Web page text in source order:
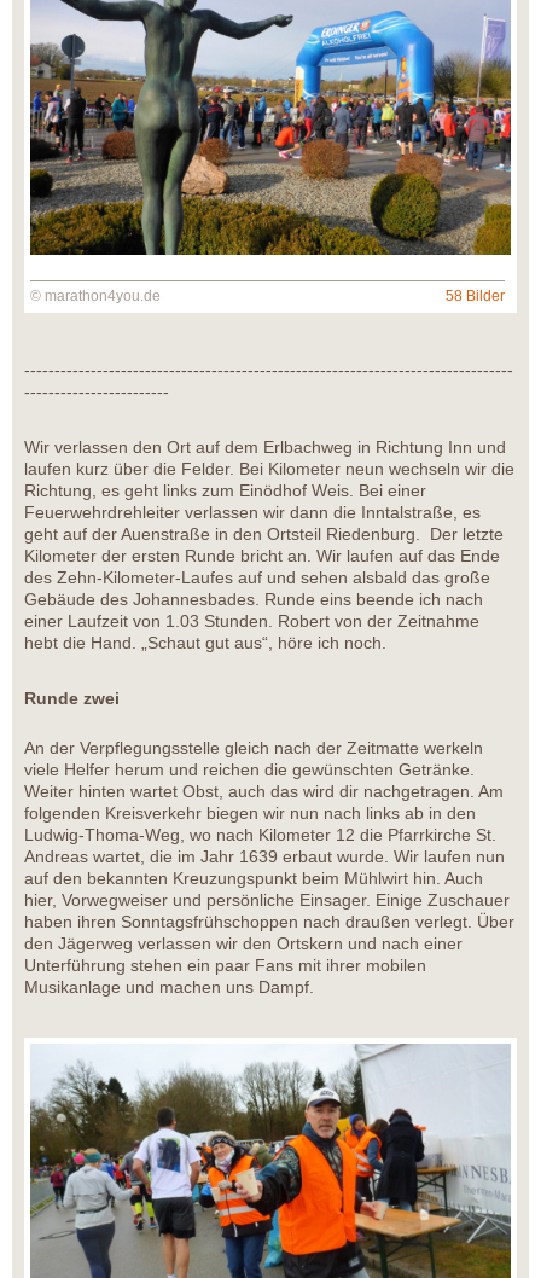
© marathon4you.de 58 Bilder
---------------------------------------------------------------------------------
------------------------
Wir verlassen den Ort auf dem Erlbachweg in Richtung Inn und
laufen kurz über die Felder. Bei Kilometer neun wechseln wir die
Richtung, es geht links zum Einödhof Weis. Bei einer
Feuerwehrdrehleiter verlassen wir dann die Inntalstraße, es
geht auf der Auenstraße in den Ortsteil Riedenburg. Der letzte
Kilometer der ersten Runde bricht an. Wir laufen auf das Ende
des Zehn-Kilometer-Laufes auf und sehen alsbald das große
Gebäude des Johannesbades. Runde eins beende ich nach
einer Laufzeit von 1.03 Stunden. Robert von der Zeitnahme
hebt die Hand. „Schaut gut aus“, höre ich noch.
Runde zwei
An der Verpflegungsstelle gleich nach der Zeitmatte werkeln
viele Helfer herum und reichen die gewünschten Getränke.
Weiter hinten wartet Obst, auch das wird dir nachgetragen. Am
folgenden Kreisverkehr biegen wir nun nach links ab in den
Ludwig-Thoma-Weg, wo nach Kilometer 12 die Pfarrkirche St.
Andreas wartet, die im Jahr 1639 erbaut wurde. Wir laufen nun
auf den bekannten Kreuzungspunkt beim Mühlwirt hin. Auch
hier, Vorwegweiser und persönliche Einsager. Einige Zuschauer
haben ihren Sonntagsfrühschoppen nach draußen verlegt. Über
den Jägerweg verlassen wir den Ortskern und nach einer
Unterführung stehen ein paar Fans mit ihrer mobilen
Musikanlage und machen uns Dampf.